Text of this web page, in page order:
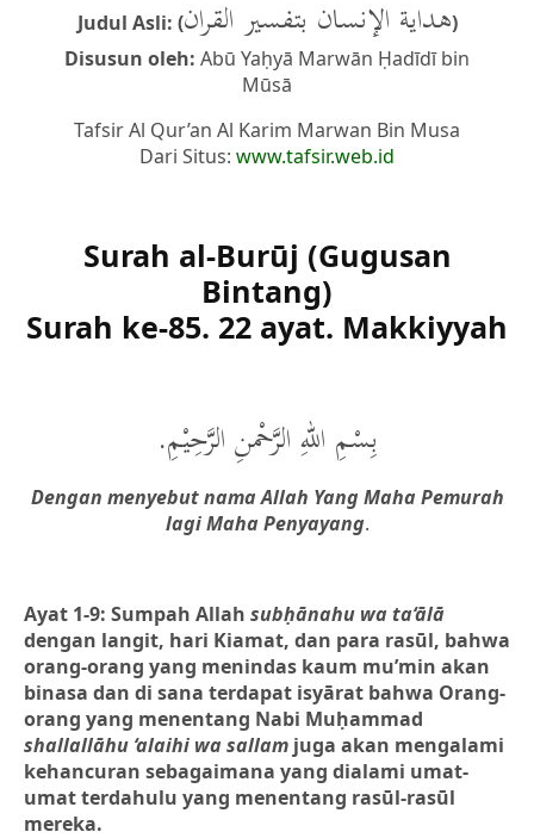
Judul Asli: (هداية الإنسان بتفسير القران)
Disusun oleh: Abū Yaḥyā Marwān Ḥadīdī bin
Mūsā
Tafsir Al Qur’an Al Karim Marwan Bin Musa
Dari Situs: www.tafsir.web.id
Surah al-Burūj (Gugusan
Bintang)
Surah ke-85. 22 ayat. Makkiyyah
بِسْمِ اللهِ الرَّحْمنِ الرَّحِيْمِ.
Dengan menyebut nama Allah Yang Maha Pemurah
lagi Maha Penyayang.
Ayat 1-9: Sumpah Allah subḥānahu wa ta‘ālā
dengan langit, hari Kiamat, dan para rasūl, bahwa
orang-orang yang menindas kaum mu’min akan
binasa dan di sana terdapat isyārat bahwa Orang-
orang yang menentang Nabi Muḥammad
shallallāhu ‘alaihi wa sallam juga akan mengalami
kehancuran sebagaimana yang dialami umat-
umat terdahulu yang menentang rasūl-rasūl
mereka.